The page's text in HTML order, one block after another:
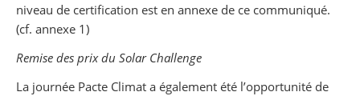
niveau de certification est en annexe de ce communiqué.
(cf. annexe 1)
Remise des prix du Solar Challenge
La journée Pacte Climat a également été l’opportunité de